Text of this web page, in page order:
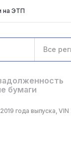
на ЭТП
Все
бумаги
года выпуска, VIN